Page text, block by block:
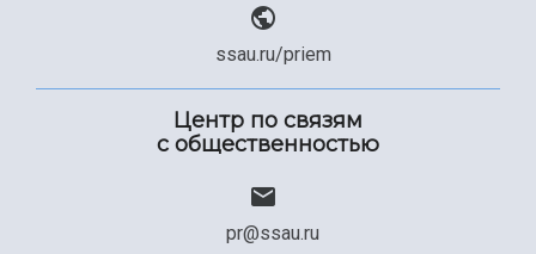
ssau.ru/priem
Центр по связям
с общественностью
pr@ssau.ru